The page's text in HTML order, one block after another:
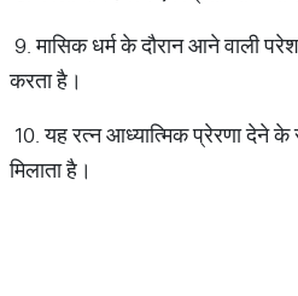
9. मासिक धर्म के दौरान आने वाली
करता है।
10. यह रत्न आध्यात्मिक प्रेरणा देने के
मिलाता है।